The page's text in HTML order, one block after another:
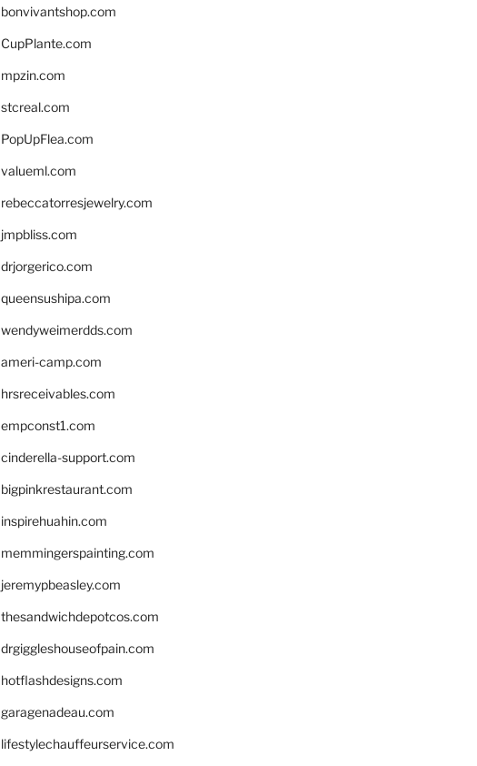
bonvivantshop.com
CupPlante.com
mpzin.com
stcreal.com
PopUpFlea.com
valueml.com
rebeccatorresjewelry.com
jmpbliss.com
drjorgerico.com
queensushipa.com
wendyweimerdds.com
ameri-camp.com
hrsreceivables.com
empconst1.com
cinderella-support.com
bigpinkrestaurant.com
inspirehuahin.com
memmingerspainting.com
jeremypbeasley.com
thesandwichdepotcos.com
drgiggleshouseofpain.com
hotflashdesigns.com
garagenadeau.com
lifestylechauffeurservice.com